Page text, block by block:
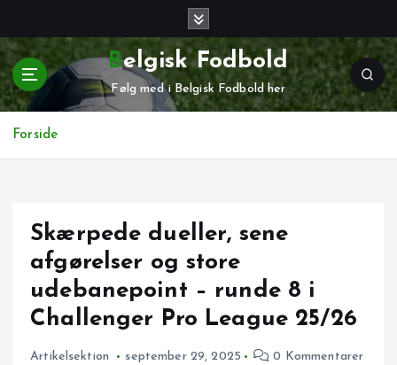
t
i
i
Belgisk Fodbold
Følg med i Belgisk Fodbold her
Forside
Skærpede dueller, sene
afgørelser og store
udebanepoint – runde 8 i
Challenger Pro League 25/26
Artikelsektion september 29, 2025 0 Kommentarer